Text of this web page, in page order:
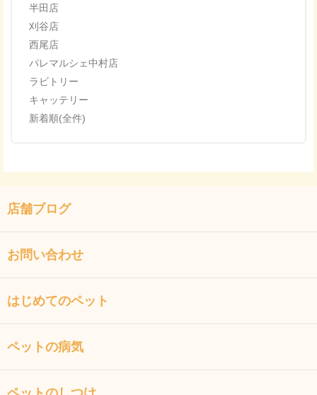
半田店
刈谷店
西尾店
パレマルシェ中村店
ラビトリー
キャッテリー
新着順(全件)
店舗ブログ
お問い合わせ
はじめてのペット
ペットの病気